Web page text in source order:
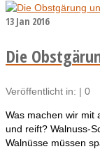
13 Jan 2016
Die
Veröffentlicht in: | 0
Was machen wir mit
und reift? Walnuss-
Walnüsse müssen